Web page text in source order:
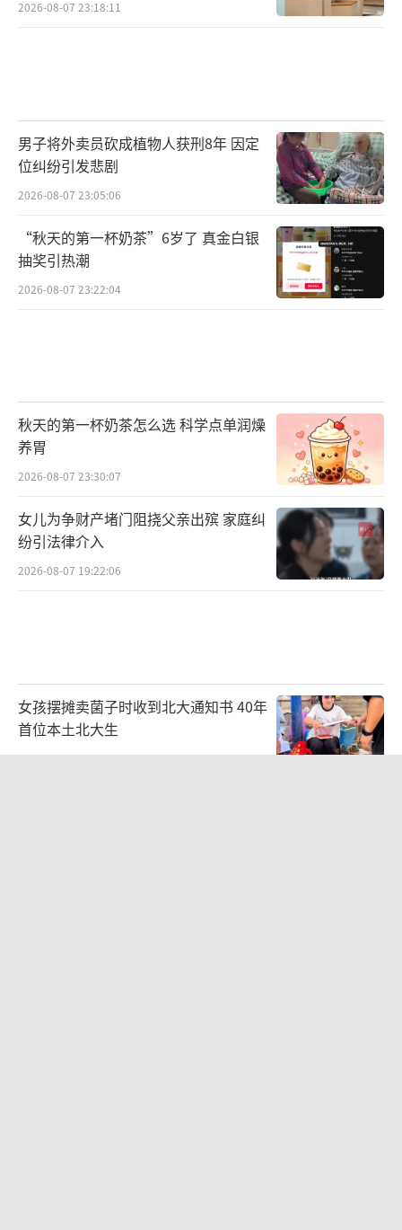
2026-08-07 23:18:11
男子将外卖员砍成植物人获刑8年 因定
位纠纷引发悲剧
2026-08-07 23:05:06
“秋天的第一杯奶茶”6岁了 真金白银
抽奖引热潮
2026-08-07 23:22:04
秋天的第一杯奶茶怎么选 科学点单润燥
养胃
2026-08-07 23:30:07
女儿为争财产堵门阻挠父亲出殡 家庭纠
纷引法律介入
2026-08-07 19:22:06
女孩摆摊卖菌子时收到北大通知书 40年
首位本土北大生
2026-08-07 14:46:01